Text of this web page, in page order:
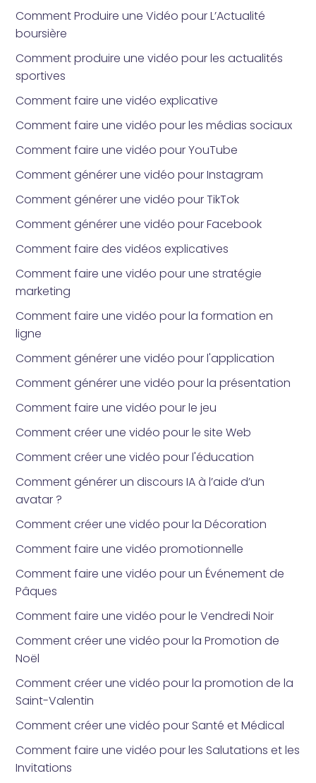
Comment Produire une Vidéo pour L’Actualité
boursière
Comment produire une vidéo pour les actualités
sportives
Comment faire une vidéo explicative
Comment faire une vidéo pour les médias sociaux
Comment faire une vidéo pour YouTube
Comment générer une vidéo pour Instagram
Comment générer une vidéo pour TikTok
Comment générer une vidéo pour Facebook
Comment faire des vidéos explicatives
Comment faire une vidéo pour une stratégie
marketing
Comment faire une vidéo pour la formation en
ligne
Comment générer une vidéo pour l'application
Comment générer une vidéo pour la présentation
Comment faire une vidéo pour le jeu
Comment créer une vidéo pour le site Web
Comment créer une vidéo pour l'éducation
Comment générer un discours IA à l’aide d’un
avatar ?
Comment créer une vidéo pour la Décoration
Comment faire une vidéo promotionnelle
Comment faire une vidéo pour un Événement de
Pâques
Comment faire une vidéo pour le Vendredi Noir
Comment créer une vidéo pour la Promotion de
Noël
Comment créer une vidéo pour la promotion de la
Saint-Valentin
Comment créer une vidéo pour Santé et Médical
Comment faire une vidéo pour les Salutations et les
Invitations